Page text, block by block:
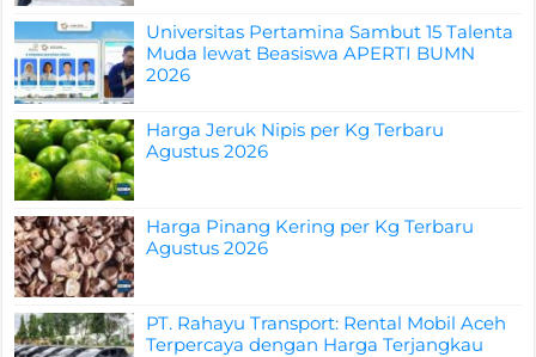
Universitas Pertamina Sambut 15 Talenta
Muda lewat Beasiswa APERTI BUMN
2026
Harga Jeruk Nipis per Kg Terbaru
Agustus 2026
Harga Pinang Kering per Kg Terbaru
Agustus 2026
PT. Rahayu Transport: Rental Mobil Aceh
Terpercaya dengan Harga Terjangkau